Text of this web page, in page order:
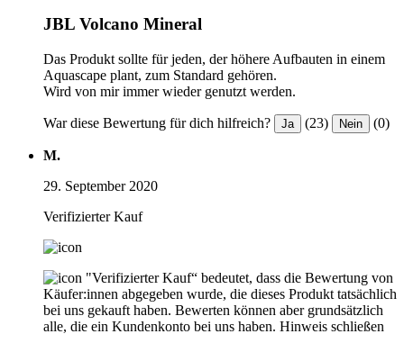
JBL Volcano Mineral
Das Produkt sollte für jeden, der höhere Aufbauten in einem
Aquascape plant, zum Standard gehören.
Wird von mir immer wieder genutzt werden.
War diese Bewertung für dich hilfreich? Ja (23) Nein (0)
M.
29. September 2020
Verifizierter Kauf
"Verifizierter Kauf“ bedeutet, dass die Bewertung von
Käufer:innen abgegeben wurde, die dieses Produkt tatsächlich
bei uns gekauft haben. Bewerten können aber grundsätzlich
alle, die ein Kundenkonto bei uns haben. Hinweis schließen